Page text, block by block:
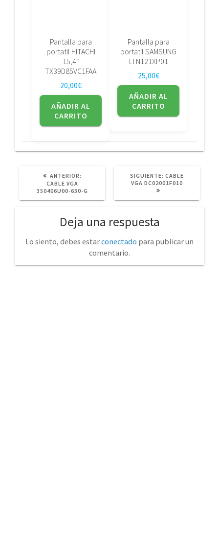
Pantalla para
portatil HITACHI
15,4″
TX39D85VC1FAA
20,00€
AÑADIR AL
CARRITO
Pantalla para
portatil SAMSUNG
LTN121XP01
25,00€
AÑADIR AL
CARRITO
ANTERIOR:
CABLE VGA
350406U00-630-G
SIGUIENTE: SIGUIENTE
POST:
CABLE
VGA DC02001F010
Deja una respuesta
Lo siento, debes estarconectado para publicar un
comentario.